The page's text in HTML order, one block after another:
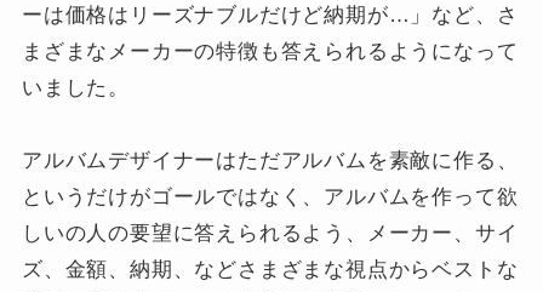
ーは価格はリーズナブルだけど納期が…」など、さ
まざまなメーカーの特徴も答えられるようになって
いました。
アルバムデザイナーはただアルバムを素敵に作る、
というだけがゴールではなく、アルバムを作って欲
しいの人の要望に答えられるよう、メーカー、サイ
ズ、金額、納期、などさまざまな視点からベストな